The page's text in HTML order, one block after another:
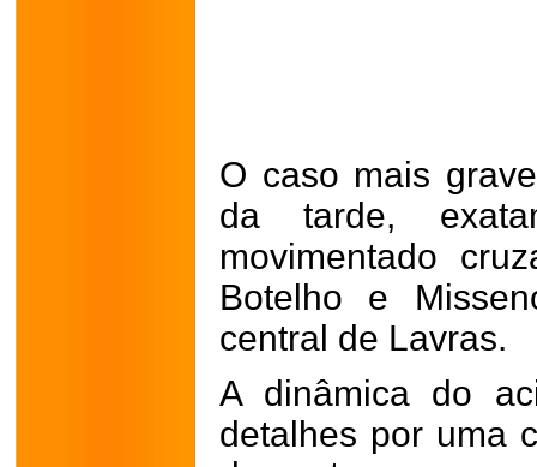
O caso mais
da tarde,
movimentado
Botelho e
central de Lavras.
A dinâmica do
detalhes por uma